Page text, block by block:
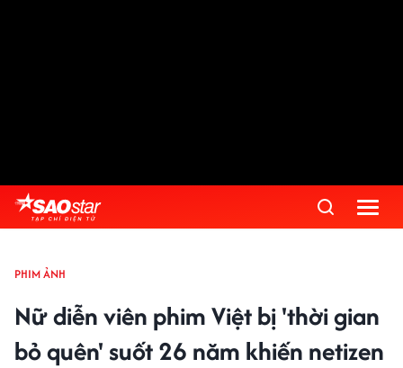
PHIM ẢNH
Nữ diễn viên phim Việt bị 'thời gian
bỏ quên' suốt 26 năm khiến netizen